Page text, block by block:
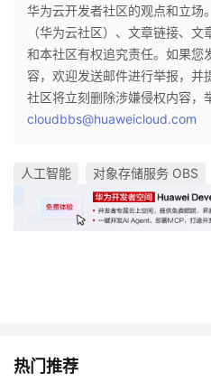
华为云开发者社区的观点和立场
（华为云社区）、文章链接、
和本社区有权追究责任。如果您
容，欢迎发送邮件进行举报，并
社区将立刻删除涉嫌侵权内容，
cloudbbs@huaweicloud.com
人工智能 对象存储服务 OBS
热门推荐